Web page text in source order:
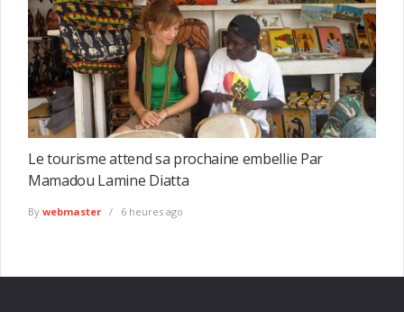
Le tourisme attend sa prochaine embellie Par
Mamadou Lamine Diatta
By webmaster 6 heures ago